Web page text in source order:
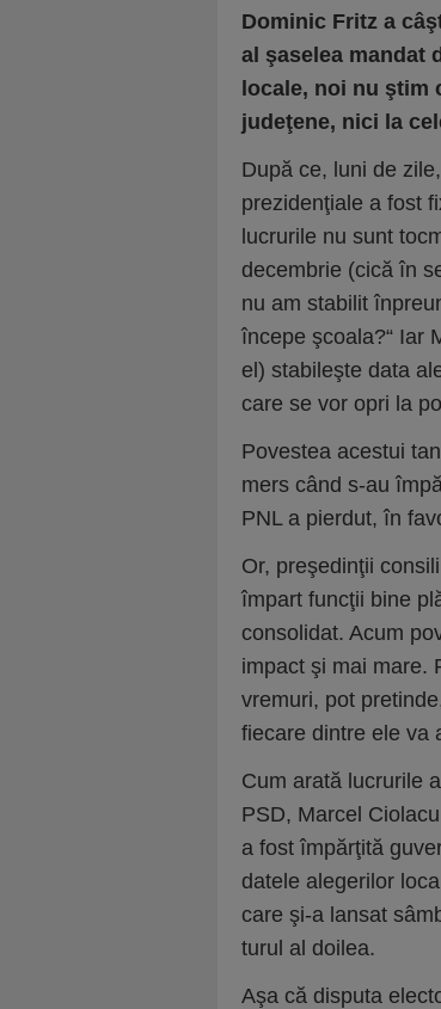
Dominic Fritz a
al şaselea mandat
locale, noi nu
judeţene, nici la
După ce, luni de
prezidenţiale a fost
lucrurile nu sunt
decembrie (cică în
nu am stabilit
începe şcoala?“ Iar
el) stabileşte data
care se vor opri la
Povestea acestui
mers când s-au
PNL a pierdut, în
Or, preşedinţii
împart funcţii bine
consolidat. Acum
impact şi mai mare.
vremuri, pot
fiecare dintre ele va
Cum arată lucrurile
PSD, Marcel
a fost împărţită
datele alegerilor
care şi-a lansat
turul al doilea.
Aşa că disputa